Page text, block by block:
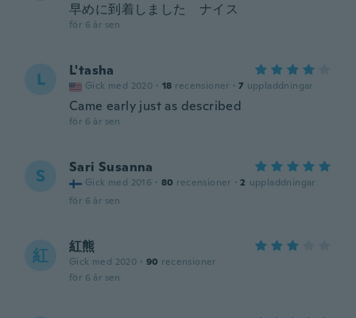
早めに到着しました ナイス
för 6 år sen
L L'tasha
Gick med 2020 · 18 recensioner · 7 uppladdningar
Came early just as described
för 6 år sen
S Sari Susanna
Gick med 2016 · 80 recensioner · 2 uppladdningar
för 6 år sen
紅 紅熊
Gick med 2020 · 90 recensioner
för 6 år sen